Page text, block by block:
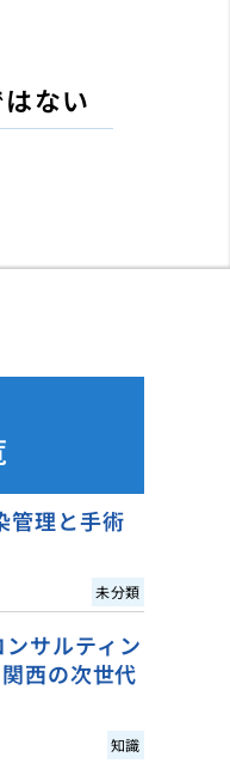
ない
管理と手術
未分類
サルティン
西の次世代
知識